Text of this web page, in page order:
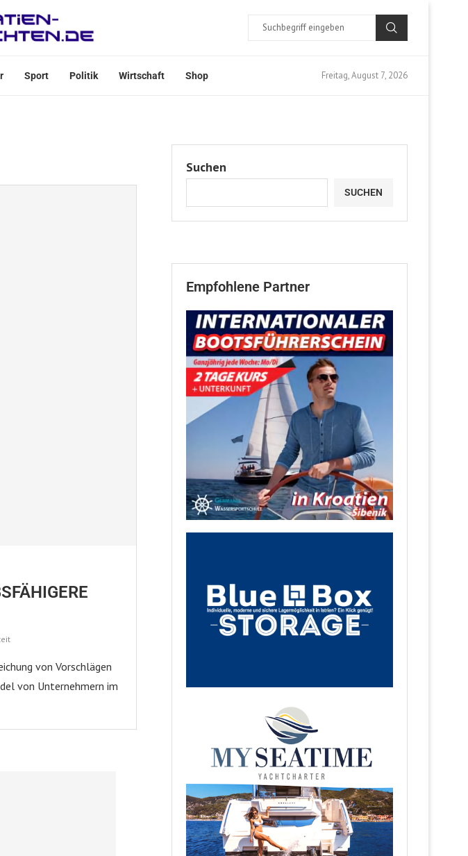
Sport Politik Wirtschaft Shop Freitag, August 7, 2026
von Vorschlägen
von Unternehmern im
Suchen
SUCHEN
Empfohlene Partner